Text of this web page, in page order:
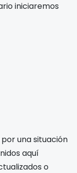
iniciaremos
una situación
aquí
o